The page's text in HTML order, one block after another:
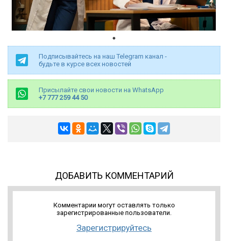
Подписывайтесь на наш Telegram канал -
будьте в курсе всех новостей
Присылайте свои новости на WhatsApp
+7 777 259 44 50
ДОБАВИТЬ КОММЕНТАРИЙ
Комментарии могут оставлять только
зарегистрированные пользователи.
Зарегистрируйтесь